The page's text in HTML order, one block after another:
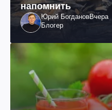
напомнить
Юрий БогдановВчера
Блогер